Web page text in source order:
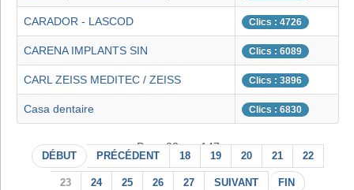
CARADOR - LASCOD Clics : 4726
CARENA IMPLANTS SIN Clics : 6089
CARL ZEISS MEDITEC / ZEISS Clics : 3896
Casa dentaire Clics : 6830
Page 23 sur 147
DÉBUT PRÉCÉDENT 18 19 20 21 22
23 24 25 26 27 SUIVANT FIN